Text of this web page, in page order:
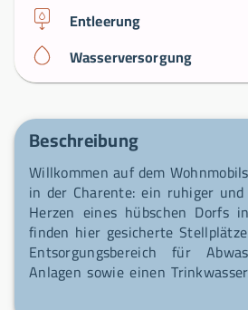
Entleerung
Wasserversorgung
Beschreibung
Willkommen auf dem
in der Charente: ein ruhiger
Herzen eines hübschen Dorfs
finden hier gesicherte
Entsorgungsbereich für
Anlagen sowie einen
eine entspannte Pause oder